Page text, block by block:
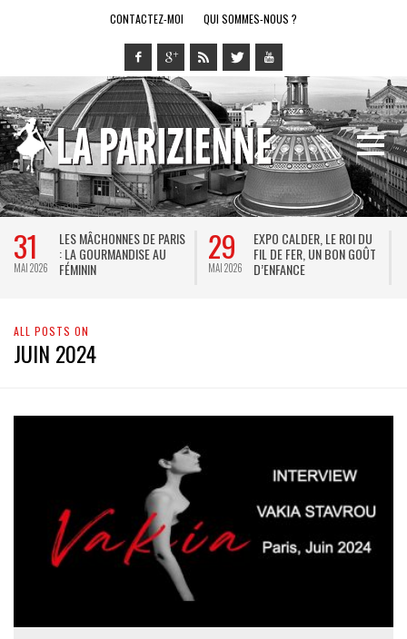
CONTACTEZ-MOI QUI SOMMES-NOUS ?
31
MAI 2026
LES MÂCHONNES DE PARIS
: LA GOURMANDISE AU
FÉMININ
29
MAI 2026
EXPO CALDER, LE ROI DU
FIL DE FER, UN BON GOÛT
D’ENFANCE
ALL POSTS ON
JUIN 2024